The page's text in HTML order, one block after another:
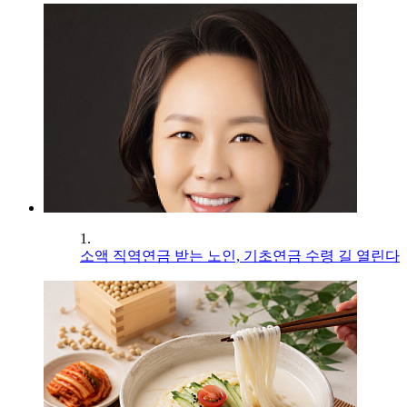
1.
소액 직역연금 받는 노인, 기초연금 수령 길 열린다